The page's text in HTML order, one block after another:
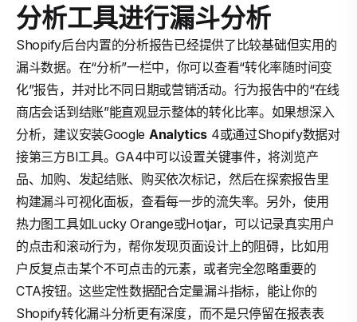
分析工具进行漏斗分析
Shopify后台内置的分析报告已经提供了比较基础但实用的
漏斗数据。在“分析”一栏中，你可以查看“转化率随时间变
化”报告，并对比不同日期或营销活动。行为报告中的“在线
商店会话到结账”能直观显示整体的转化比率。如果想深入
分析，建议安装Google Analytics 4或通过Shopify数据对
接第三方BI工具。GA4中可以设置关键事件，将浏览产
品、加购、发起结账、购买依次标记，然后在探索报告里
构建漏斗可视化面板，查看每一步的流失率。另外，使用
热力图工具如Lucky Orange或Hotjar，可以记录真实用户
的点击和滚动行为，帮你发现页面设计上的阻碍，比如用
户反复点击某个不可点击的元素，或者完全忽略重要的
CTA按钮。这些定性数据配合定量漏斗指标，能让你的
Shopify转化漏斗分析更有深度，而不是只停留在报表表